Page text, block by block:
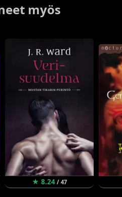
myös
★ 8.24 / 47